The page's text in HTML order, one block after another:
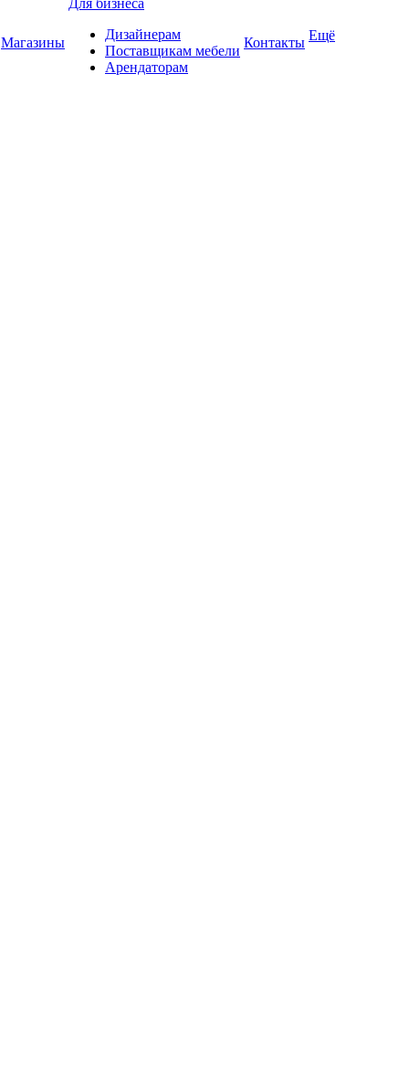
Магазины
Для бизнеса
Дизайнерам
Поставщикам мебели
Арендаторам
Контакты Ещё